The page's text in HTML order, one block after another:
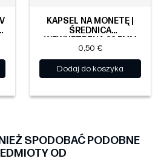
KAPSEL NA MONETĘ |
ŚREDNICA
0,50 €
Dodaj do koszyka
SPODOBAĆ PODOBNE
OD